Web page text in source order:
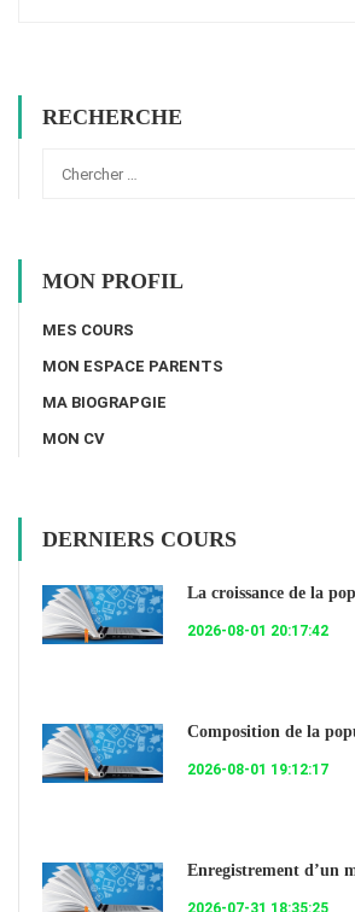
RECHERCHE
MON PROFIL
MES COURS
MON ESPACE PARENTS
MA BIOGRAPGIE
MON CV
DERNIERS COURS
La croissance de la
2026-08-01 20:17:42
Composition de la
2026-08-01 19:12:17
Enregistrement d’un